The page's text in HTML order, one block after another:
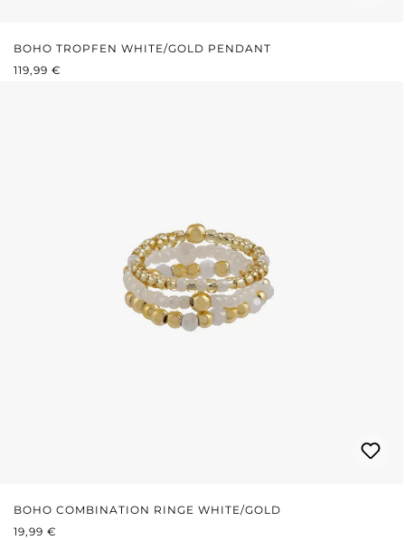
BOHO TROPFEN WHITE/GOLD PENDANT
REGULÄRER PREIS:
119,99 €
BOHO COMBINATION RINGE WHITE/GOLD
REGULÄRER PREIS:
19,99 €